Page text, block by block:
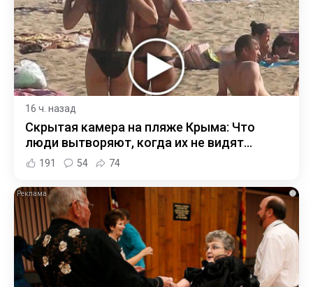
16 ч. назад
Скрытая камера на пляже Крыма: Что
люди вытворяют, когда их не видят...
191 54 74
i